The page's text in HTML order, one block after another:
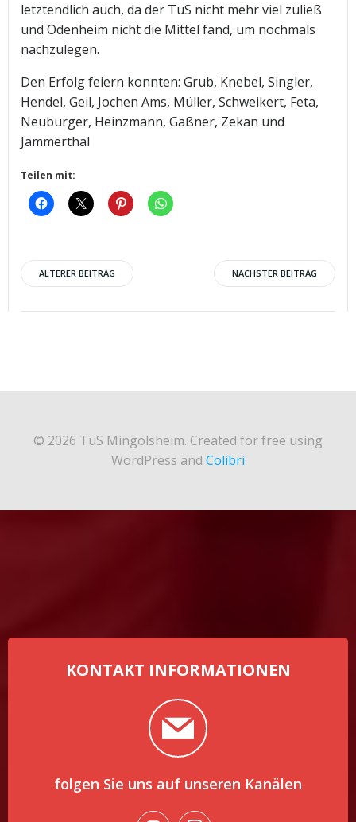
letztendlich auch, da der TuS nicht mehr viel zuließ
und Odenheim nicht die Mittel fand, um nochmals
nachzulegen.
Den Erfolg feiern konnten: Grub, Knebel, Singler,
Hendel, Geil, Jochen Ams, Müller, Schweikert, Feta,
Neuburger, Heinzmann, Gaßner, Zekan und
Jammerthal
Teilen mit:
Post
navigation
ÄLTERER BEITRAG
Post
navigation
NÄCHSTER BEITRAG
© 2026 TuS Mingolsheim. Created for free using
WordPress and Colibri
KONTAKT INFORMATIONEN
folgen Sie uns auf unseren Kanälen